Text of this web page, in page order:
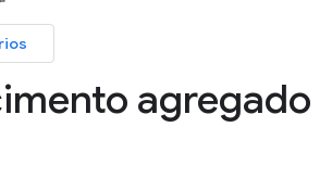
agregado